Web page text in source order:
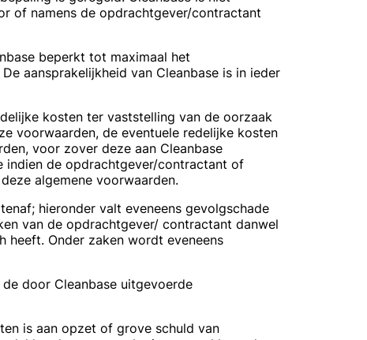
of namens de opdrachtgever/contractant
beperkt tot maximaal het
aansprakelijkheid van Cleanbase is in ieder
kosten ter vaststelling van de oorzaak
voorwaarden, de eventuele redelijke kosten
voor zover deze aan Cleanbase
indien de opdrachtgever/contractant of
algemene voorwaarden.
hieronder valt eveneens gevolgschade
van de opdrachtgever/ contractant danwel
Onder zaken wordt eveneens
door Cleanbase uitgevoerde
is aan opzet of grove schuld van